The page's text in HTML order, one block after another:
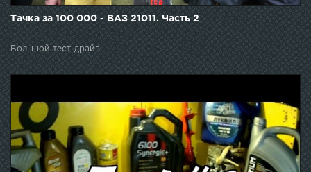
Тачка за 100 000 - ВАЗ 21011. Часть 2
Большой тест-драйв